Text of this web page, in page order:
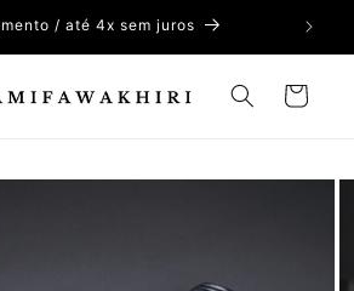
/ até 4x sem juros
Carrinho